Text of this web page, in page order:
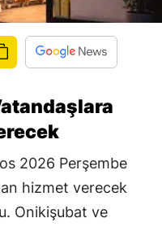
2026 Perşembe
hizmet verecek
Onikişubat ve